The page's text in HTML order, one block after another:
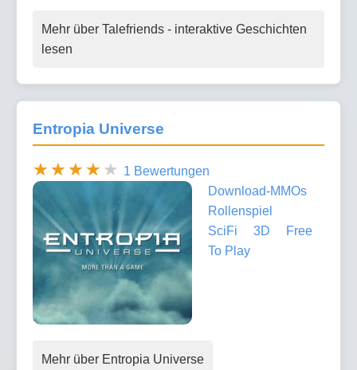
Mehr über Talefriends - interaktive Geschichten
lesen
Entropia Universe
1 Bewertungen
Download-MMOs
Rollenspiel
SciFi
3D
Free
To Play
Mehr über Entropia Universe